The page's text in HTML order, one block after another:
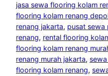
jasa sewa flooring kolam
flooring kolam renang
renang jakarta, pusat sewa
renang, rental flooring
flooring kolam renang
renang murah jakarta,
flooring kolam renang,